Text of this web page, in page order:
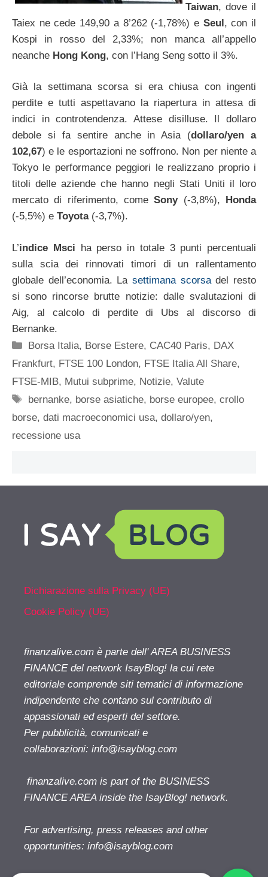
Taiwan, dove il
Taiex ne cede 149,90 a 8’262 (-1,78%) eSeul, con il
Kospi in rosso del 2,33%; non manca all’appello
neanche Hong Kong, con l’Hang Seng sotto il 3%.
Già la settimana scorsa si era chiusa con ingenti
perdite e tutti aspettavano la riapertura in attesa di
indici in controtendenza. Attese disilluse. Il dollaro
debole si fa sentire anche in Asia (dollaro/yen a
102,67) e le esportazioni ne soffrono. Non per niente a
Tokyo le performance peggiori le realizzano proprio i
titoli delle aziende che hanno negli Stati Uniti il loro
mercato di riferimento, comeSony(-3,8%),
Honda
(-5,5%) e Toyota(-3,7%).
L’indice Msci ha perso in totale 3 punti percentuali
sulla scia dei rinnovati timori di un rallentamento
globale dell’economia. La settimana scorsadel resto
si sono rincorse brutte notizie: dalle svalutazioni di
Aig, al calcolo di perdite di Ubs al discorso di
Bernanke.
Categorie
Borsa Italia, Borse Estere, CAC40 Paris, DAX
Frankfurt, FTSE 100 London, FTSE Italia All Share,
FTSE-MIB, Mutui subprime, Notizie, Valute
Tag
bernanke, borse asiatiche, borse europee,crollo
borse, dati macroeconomici usa, dollaro/yen,
recessione usa
Dichiarazione sulla Privacy (UE)
Cookie Policy (UE)
finanzalive.com è parte dell' AREA BUSINESS
FINANCE del network IsayBlog! la cui rete
editoriale comprende siti tematici di informazione
indipendente che contano sul contributo di
appassionati ed esperti del settore.
Per pubblicità, comunicati e
collaborazioni: info@isayblog.com
finanzalive.com is part of the BUSINESS
FINANCE AREA inside the IsayBlog! network.
For advertising, press releases and other
opportunities: info@isayblog.com